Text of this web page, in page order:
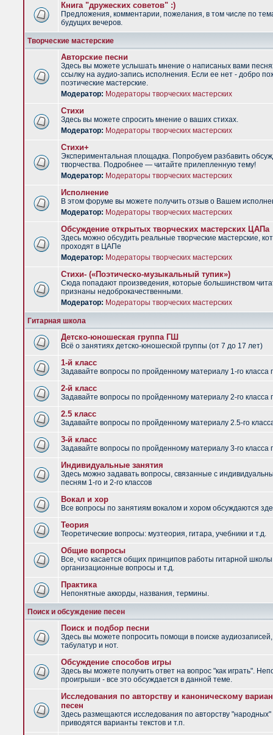
Книга "дружеских советов" :)
Предложения, комментарии, пожелания, в том числе по
будущих вечеров.
Творческие мастерские
Авторские песни
Здесь вы можете услышать мнение о написаных вами
ссылку на аудио-запись исполнения. Если ее нет - добро
поэтические мастерские.
Модератор: Модераторы творческих мастерских
Стихи
Здесь вы можете спросить мнение о ваших стихах.
Модератор: Модераторы творческих мастерских
Стихи+
Экспериментальная площадка. Попробуем разбавить
творчества. Подробнее — читайте прилепленную тему!
Модератор: Модераторы творческих мастерских
Исполнение
В этом форуме вы можете получить отзыв о Вашем
Модератор: Модераторы творческих мастерских
Обсуждение открытых творческих мастерских ЦАПа
Здесь можно обсудить реальные творческие мастерские,
проходят в ЦАПе
Модератор: Модераторы творческих мастерских
Стихи- («Поэтическо-музыкальный тупик»)
Сюда попадают произведения, которые большинством
признаны недоброкачественными.
Модератор: Модераторы творческих мастерских
Гитарная школа
Детско-юношеская группа ГШ
Всё о занятиях детско-юношеской группы (от 7 до 17 лет)
1-й класс
Задавайте вопросы по пройденному материалу 1-го класса
2-й класс
Задавайте вопросы по пройденному материалу 2-го класса
2.5 класс
Задавайте вопросы по пройденному материалу 2.5-го
3-й класс
Задавайте вопросы по пройденному материалу 3-го класса
Индивидуальные занятия
Здесь можно задавать вопросы, связанные с
песням 1-го и 2-го классов
Вокал и хор
Все вопросы по занятиям вокалом и хором обсуждаются
Теория
Теоретические вопросы: музтеория, гитара, учебники и т.д.
Общие вопросы
Все, что касается общих принципов работы гитарной
организационные вопросы и т.д.
Практика
Непонятные аккорды, названия, термины.
Поиск и обсуждение песен
Поиск и подбор песни
Здесь вы можете попросить помощи в поиске аудиозаписей,
табулатур и нот.
Обсуждение способов игры
Здесь вы можете получить ответ на вопрос "как играть".
проигрыши - все это обсуждается в данной теме.
Исследования по авторству и каноническому
песен
Здесь размещаются исследования по авторству "народных"
приводятся варианты текстов и т.п.